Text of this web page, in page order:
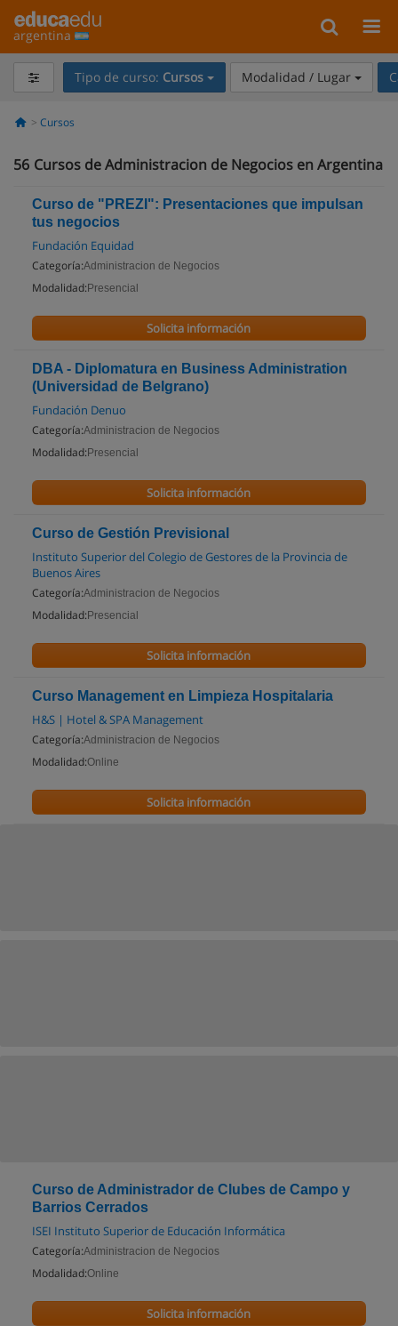
argentina
Tipo de curso: Cursos Modalidad / Lugar
Cursos
56 Cursos de Administracion de Negocios en Argentina
Curso de "PREZI": Presentaciones que impulsan
tus negocios
Fundación Equidad
Categoría:Administracion de Negocios
Modalidad: Presencial
Solicita información
DBA - Diplomatura en Business Administration
(Universidad de Belgrano)
Fundación Denuo
Categoría:Administracion de Negocios
Modalidad: Presencial
Solicita información
Curso de Gestión Previsional
Instituto Superior del Colegio de Gestores de la Provincia de
Buenos Aires
Categoría:Administracion de Negocios
Modalidad: Presencial
Solicita información
Curso Management en Limpieza Hospitalaria
H&S | Hotel & SPA Management
Categoría:Administracion de Negocios
Modalidad:Online
Solicita información
Curso de Administrador de Clubes de Campo y
Barrios Cerrados
ISEI Instituto Superior de Educación Informática
Categoría:Administracion de Negocios
Modalidad:Online
Solicita información